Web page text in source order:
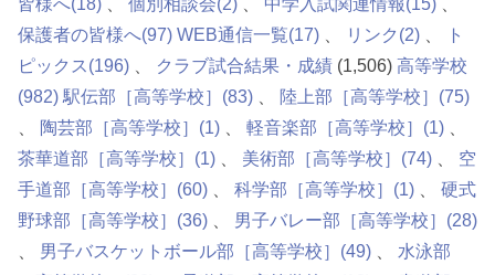
皆様へ(18) 個別相談会(2) 中学入試関連情報(15)
保護者の皆様へ(97) WEB通信一覧(17) リンク (2)
ト
ピックス (196) クラブ試合結果・成績 (1,506) 高等学校
(982) 駅伝部［高等学校］ (83) 陸上部［高等学校］ (75)
陶芸部［高等学校］ (1) 軽音楽部［高等学校］ (1)
茶華道部［高等学校］ (1) 美術部［高等学校］ (74)
空
手道部［高等学校］ (60) 科学部［高等学校］ (1)
硬式
野球部［高等学校］ (36) 男子バレー部［高等学校］ (28)
男子バスケットボール部［高等学校］ (49)
水泳部